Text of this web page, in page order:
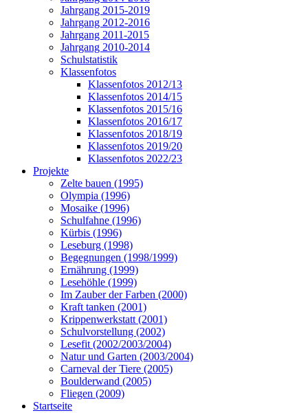
Jahrgang 2015-2019
Jahrgang 2012-2016
Jahrgang 2011-2015
Jahrgang 2010-2014
Schulstatistik
Klassenfotos
Klassenfotos 2012/13
Klassenfotos 2014/15
Klassenfotos 2015/16
Klassenfotos 2016/17
Klassenfotos 2018/19
Klassenfotos 2019/20
Klassenfotos 2022/23
Projekte
Zelte bauen (1995)
Olympia (1996)
Mosaike (1996)
Schulfahne (1996)
Kürbis (1996)
Leseburg (1998)
Begegnungen (1998/1999)
Ernährung (1999)
Lesehöhle (1999)
Im Zauber der Farben (2000)
Kraft tanken (2001)
Krippenwerkstatt (2001)
Schulvorstellung (2002)
Lesefit (2002/2003/2004)
Natur und Garten (2003/2004)
Carneval der Tiere (2005)
Boulderwand (2005)
Fliegen (2009)
Startseite